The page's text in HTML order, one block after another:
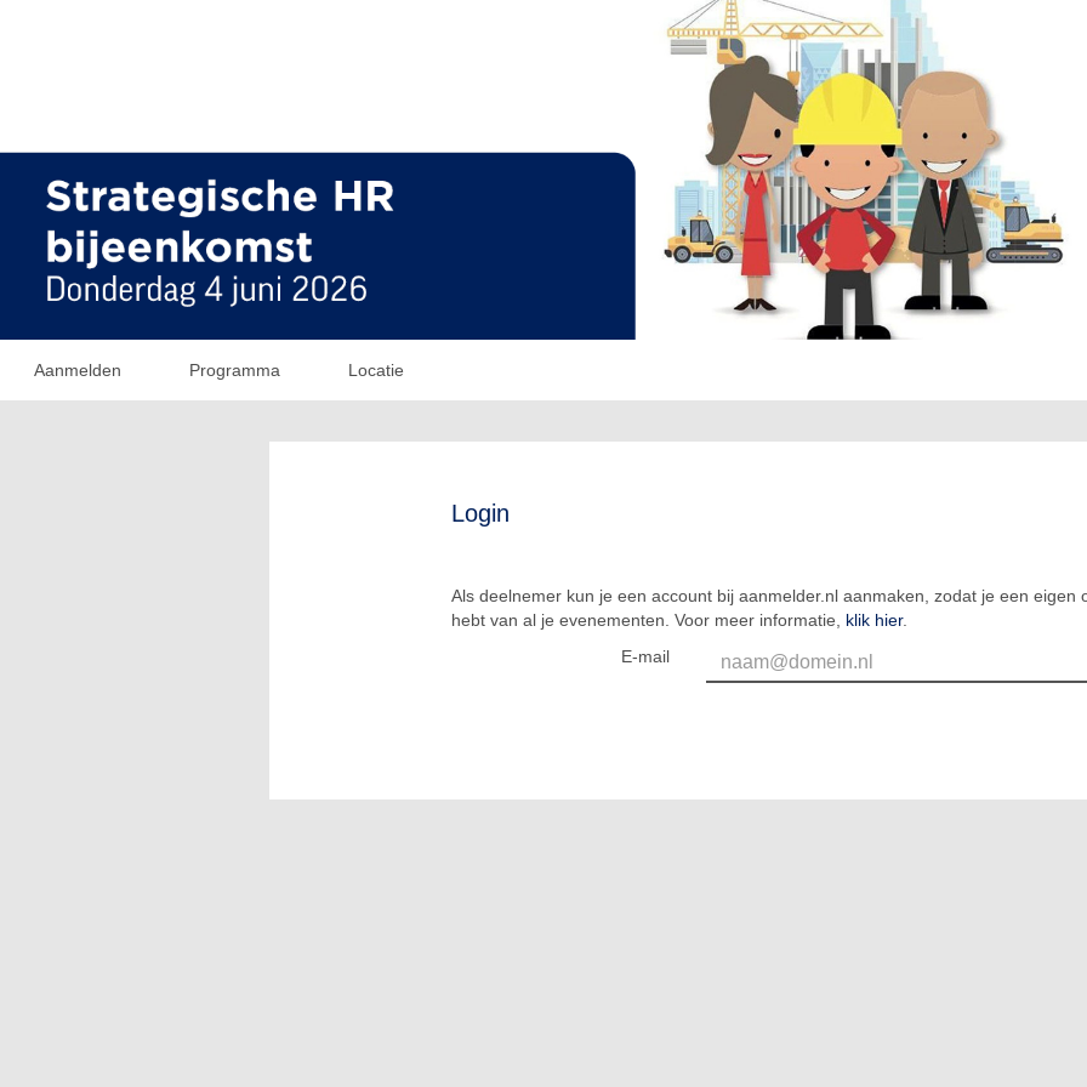
Aanmelden Programma Locatie
Login
Als deelnemer kun je een account bij aanmelder.nl aanmaken, zodat je een eigen
hebt van al je evenementen. Voor meer informatie, klik hier.
E-mail